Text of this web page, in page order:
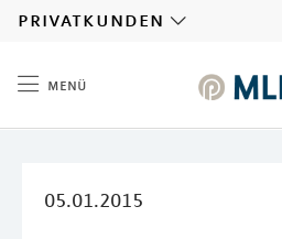
privatkunden
menü
05.01.2015